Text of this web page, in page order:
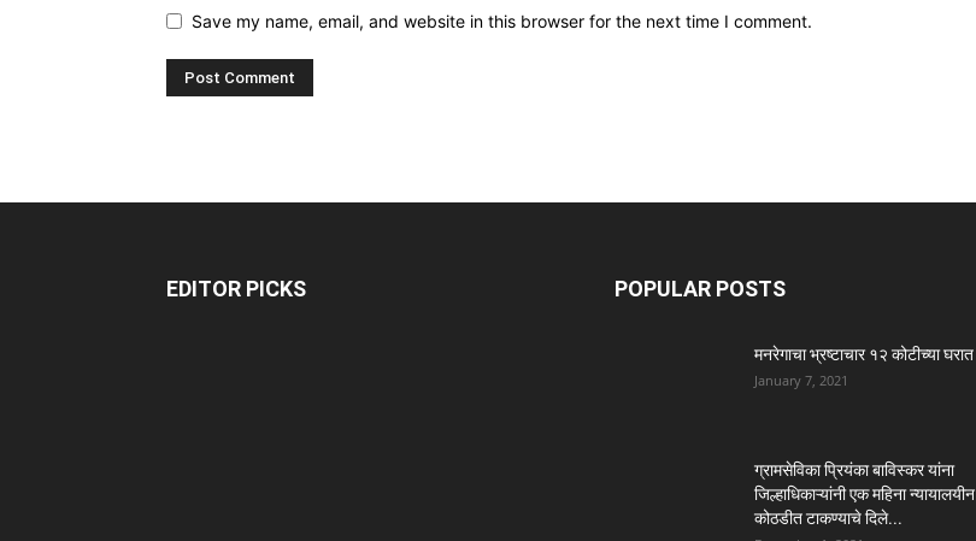
Save my name, email, and website in this browser for the next time I comment.
EDITOR PICKS POPULAR POSTS
मनरेगाचा भ्रष्टाचार १२ कोटीच्या घरात
January 7, 2021
ग्रामसेविका प्रियंका बाविस्कर यांना
जिल्हाधिकाऱ्यांनी एक महिना न्यायालयीन
कोठडीत टाकण्याचे दिले...